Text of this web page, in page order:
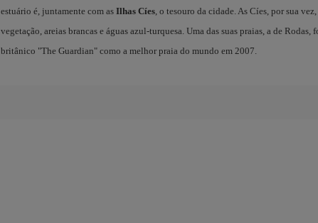
estuário é, juntamente com as Ilhas Cíes, o tesouro da cidade. As Cíes, por sua
vegetação, areias brancas e águas azul-turquesa. Uma das suas praias, a de
britânico "The Guardian" como a melhor praia do mundo em 2007.